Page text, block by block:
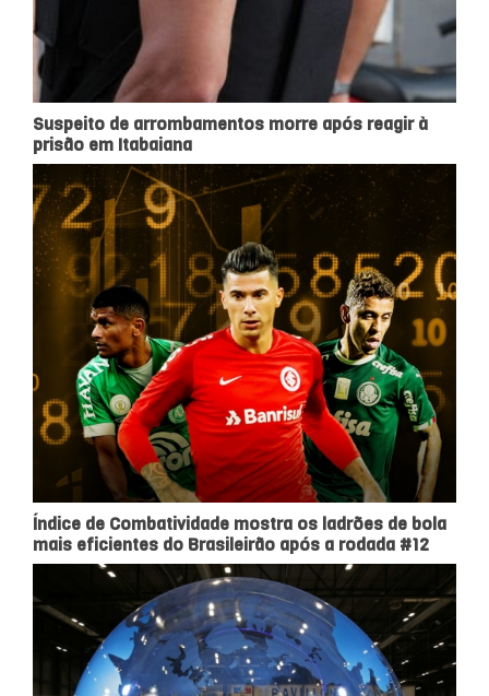
Suspeito de arrombamentos morre após reagir à
prisão em Itabaiana
Índice de Combatividade mostra os ladrões de bola
mais eficientes do Brasileirão após a rodada #12